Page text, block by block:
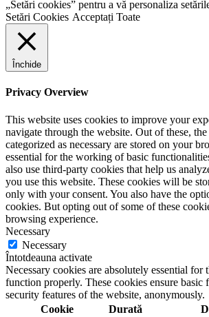
„Setări cookies” pentru a vă personaliza
Setări Cookies Acceptați Toate
Închide
Privacy Overview
This website uses cookies to improve your
navigate through the website. Out of these,
categorized as necessary are stored on your
essential for the working of basic
also use third-party cookies that help us
you use this website. These cookies will be
only with your consent. You also have the
cookies. But opting out of some of these
browsing experience.
Necessary
Necessary
Întotdeauna activate
Necessary cookies are absolutely essential for
function properly. These cookies ensure basic
security features of the website, anonymously.
Cookie
Durată